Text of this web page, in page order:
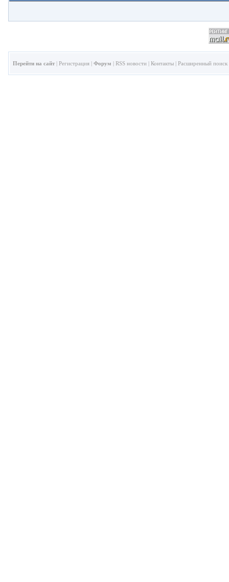
Перейти на сайт | Регистрация | Форум | RSS новости | Контакты | Расширенный поиск